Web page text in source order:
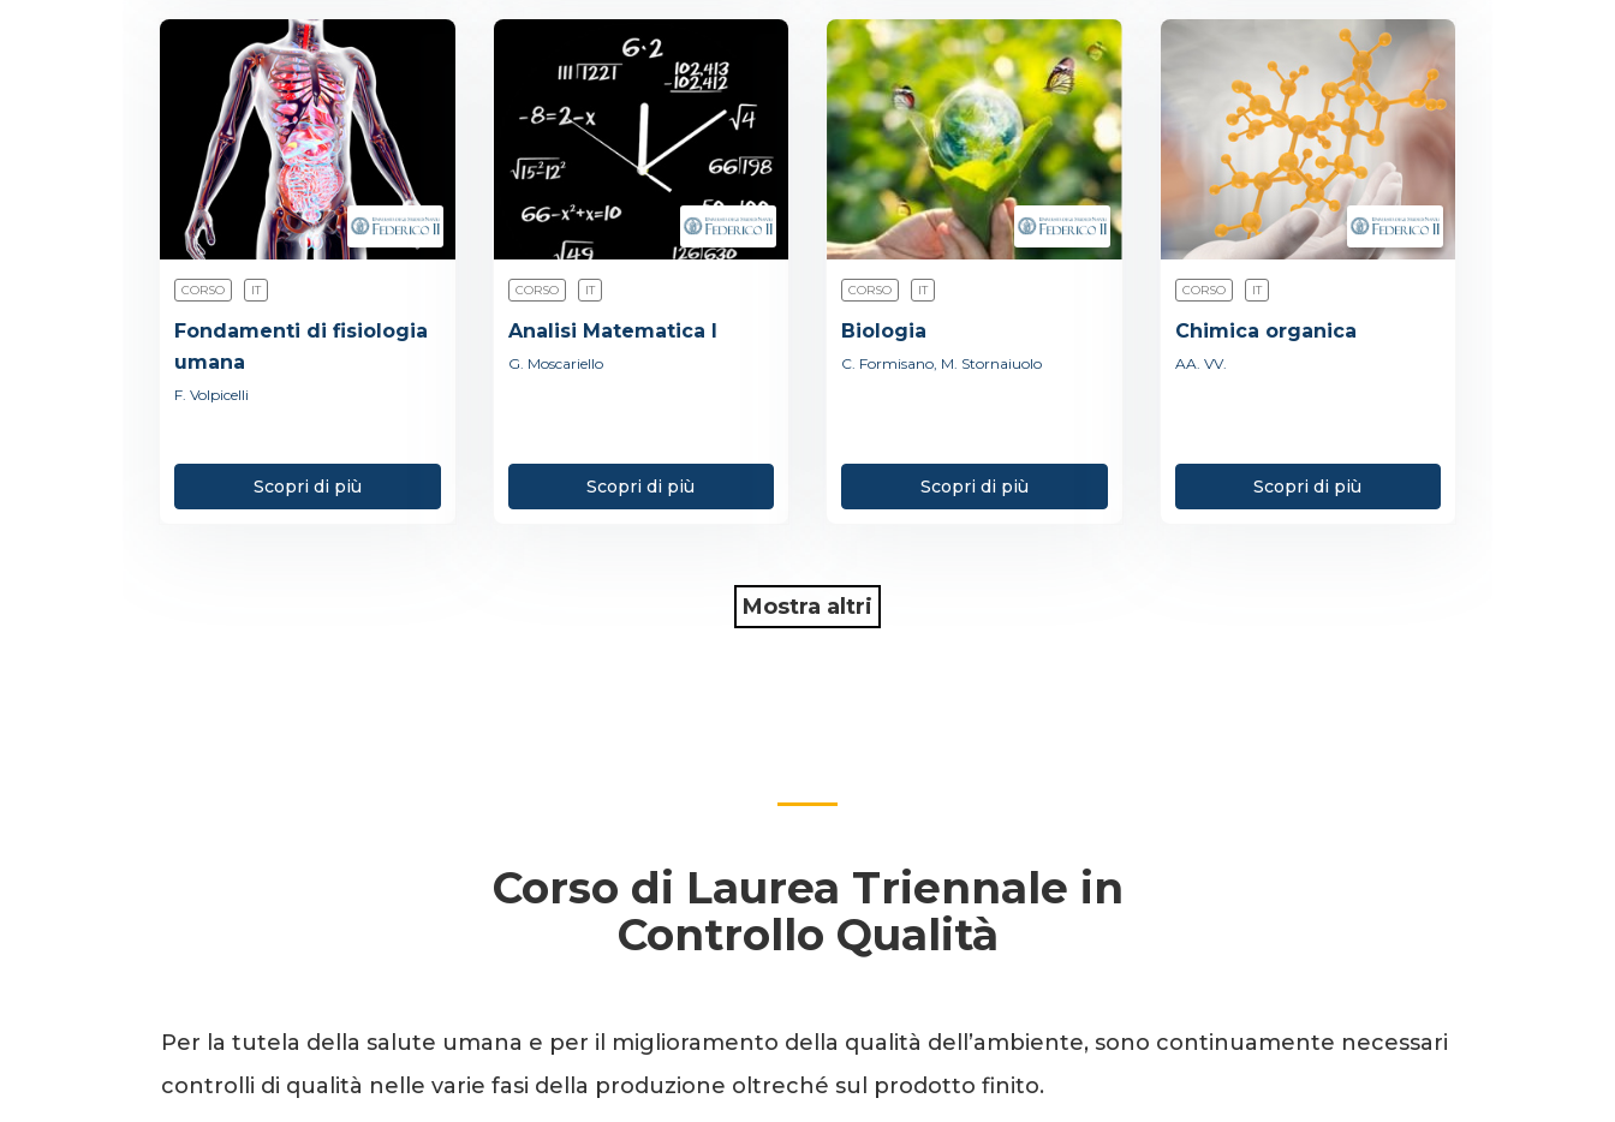
CORSO IT
Fondamenti di fisiologia
umana
F. Volpicelli
Scopri di più
CORSO IT
Analisi Matematica I
G. Moscariello
Scopri di più
CORSO IT
Biologia
C. Formisano, M. Stornaiuolo
Scopri di più
CORSO IT
Chimica organica
AA. VV.
Scopri di più
Mostra altri
Corso di Laurea Triennale in
Controllo Qualità
Per la tutela della salute umana e per il miglioramento della qualità dell’ambiente, sono continuamente necessari
controlli di qualità nelle varie fasi della produzione oltreché sul prodotto finito.